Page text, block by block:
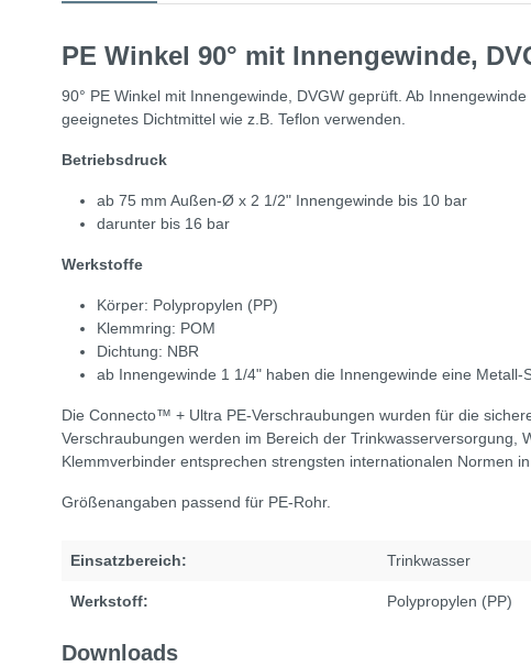
PE Winkel 90° mit Innengewinde,
90° PE Winkel mit Innengewinde, DVGW geprüft. Ab
geeignetes Dichtmittel wie z.B. Teflon verwenden.
Betriebsdruck
ab 75 mm Außen-Ø x 2 1/2" Innengewinde bis 10 bar
darunter bis 16 bar
Werkstoffe
Körper: Polypropylen (PP)
Klemmring: POM
Dichtung: NBR
ab Innengewinde 1 1/4" haben die Innengewinde eine Metall-
Die Connecto™ + Ultra PE-Verschraubungen wurden für die
Verschraubungen werden im Bereich der
Klemmverbinder entsprechen strengsten internationalen Normen
Größenangaben passend für PE-Rohr.
Einsatzbereich: Trinkwasser
Werkstoff: Polypropylen (PP)
Downloads